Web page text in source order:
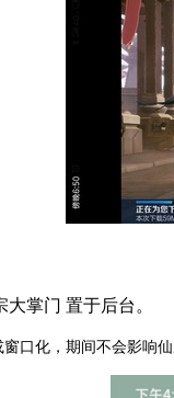
掌门 置于后台。
口化，期间不会影响